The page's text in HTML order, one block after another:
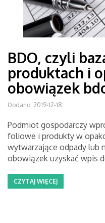
BDO, czyli
produktach i
obowiązek
Dodano: 2019-12-18
Podmiot gospodarczy
foliowe i produkty w
wytwarzające odpady lub
obowiązek uzyskać wpis
CZYTAJ WIĘCEJ